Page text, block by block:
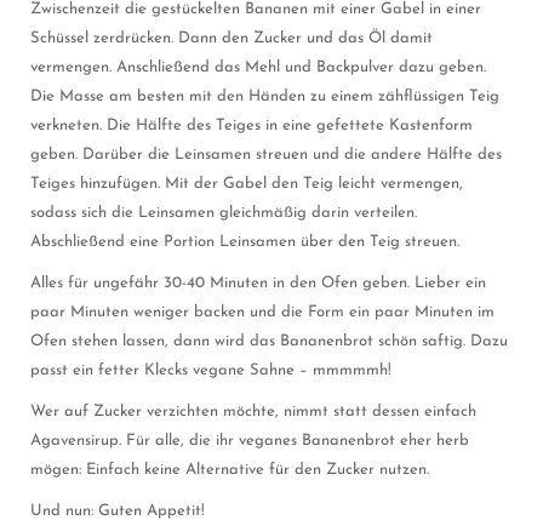
Zwischenzeit die gestückelten Bananen mit einer Gabel in einer
Schüssel zerdrücken. Dann den Zucker und das Öl damit
vermengen. Anschließend das Mehl und Backpulver dazu geben.
Die Masse am besten mit den Händen zu einem zähflüssigen Teig
verkneten. Die Hälfte des Teiges in eine gefettete Kastenform
geben. Darüber die Leinsamen streuen und die andere Hälfte des
Teiges hinzufügen. Mit der Gabel den Teig leicht vermengen,
sodass sich die Leinsamen gleichmäßig darin verteilen.
Abschließend eine Portion Leinsamen über den Teig streuen.
Alles für ungefähr 30-40 Minuten in den Ofen geben. Lieber ein
paar Minuten weniger backen und die Form ein paar Minuten im
Ofen stehen lassen, dann wird das Bananenbrot schön saftig. Dazu
passt ein fetter Klecks vegane Sahne – mmmmmh!
Wer auf Zucker verzichten möchte, nimmt statt dessen einfach
Agavensirup. Für alle, die ihr veganes Bananenbrot eher herb
mögen: Einfach keine Alternative für den Zucker nutzen.
Und nun: Guten Appetit!